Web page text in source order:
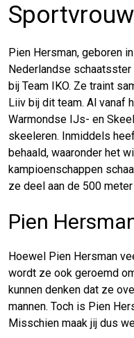
Pien Hersman, geboren
Nederlandse
bij Team IKO. Ze traint
Liiv bij dit team. Al vanaf
Warmondse IJs- en
skeeleren. Inmiddels
behaald, waaronder het
kampioenschappen
ze deel aan de 500
Pien
Hoewel Pien Hersman
wordt ze ook geroemd
kunnen denken dat ze
mannen. Toch is Pien
Misschien maak jij dus